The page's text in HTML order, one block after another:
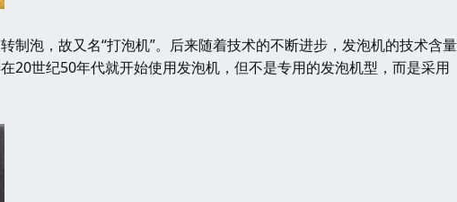
泡，故又名“打泡机”。后来随着技术的不断进步，发泡机的技术含
20世纪50年代就开始使用发泡机，但不是专用的发泡机型，而是采用